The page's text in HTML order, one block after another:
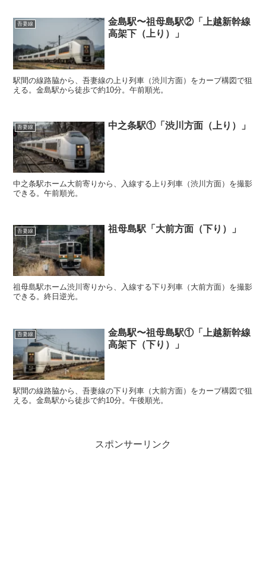
吾妻線
金島駅〜祖母島駅②「上越新幹線
高架下（上り）」
駅間の線路脇から、吾妻線の上り列車（渋川方面）をカーブ構図で狙
える。金島駅から徒歩で約10分。午前順光。
吾妻線 中之条駅①「渋川方面（上り）」
中之条駅ホーム大前寄りから、入線する上り列車（渋川方面）を撮影
できる。午前順光。
吾妻線 祖母島駅「大前方面（下り）」
祖母島駅ホーム渋川寄りから、入線する下り列車（大前方面）を撮影
できる。終日逆光。
吾妻線
金島駅〜祖母島駅①「上越新幹線
高架下（下り）」
駅間の線路脇から、吾妻線の下り列車（大前方面）をカーブ構図で狙
える。金島駅から徒歩で約10分。午後順光。
スポンサーリンク